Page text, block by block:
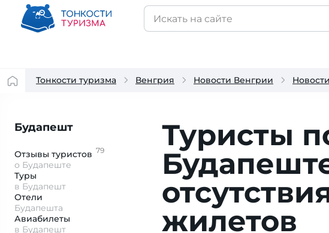
Тонкости туризма Венгрия Новости Венгрии
Будапешт
Отзывы туристов 79
о Будапеште
Туры
в Будапешт
Отели
Будапешта
Авиабилеты
в Будапешт
Туристы
жилетов